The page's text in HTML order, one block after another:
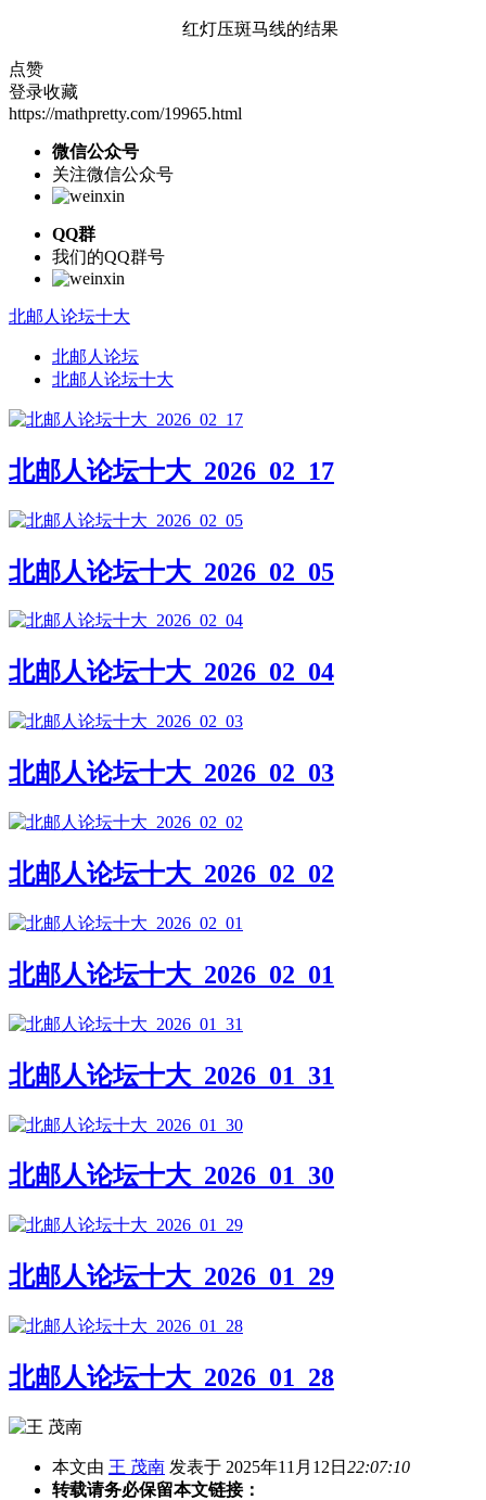
红灯压斑马线的结果
点赞
登录收藏
https://mathpretty.com/19965.html
微信公众号
关注微信公众号
QQ群
我们的QQ群号
北邮人论坛十大
北邮人论坛
北邮人论坛十大
北邮人论坛十大_2026_02_17
北邮人论坛十大_2026_02_05
北邮人论坛十大_2026_02_04
北邮人论坛十大_2026_02_03
北邮人论坛十大_2026_02_02
北邮人论坛十大_2026_02_01
北邮人论坛十大_2026_01_31
北邮人论坛十大_2026_01_30
北邮人论坛十大_2026_01_29
北邮人论坛十大_2026_01_28
本文由 王 茂南 发表于 2025年11月12日 22:07:10
转载请务必保留本文链接：